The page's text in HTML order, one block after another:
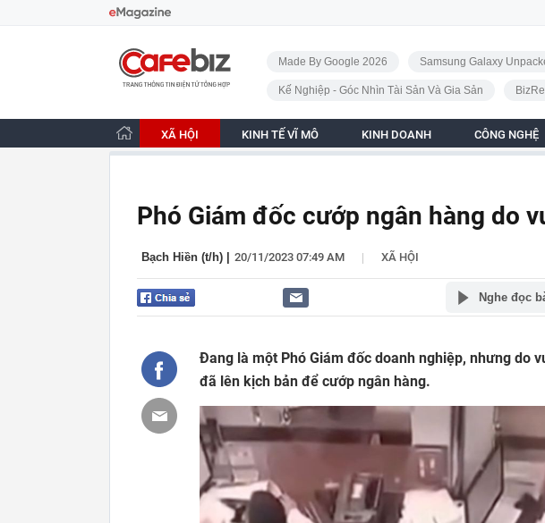
CafeBiz - Trang chủ
Made By Google 2026 Samsung Galaxy
Kế Nghiệp - Góc Nhìn Tài Sản Và Gia Sản
XÃ HỘI KINH TẾ VĨ MÔ KINH DOANH CÔNG NGHỆ
Phó Giám đốc cướp ngân hàng do
Bạch Hiền (t/h) 20/11/2023 07:49 AM | XÃ HỘI
Nghe đọc
Đang là một Phó Giám đốc doanh nghiệp, nhưng do
đã lên kịch bản để cướp ngân hàng.